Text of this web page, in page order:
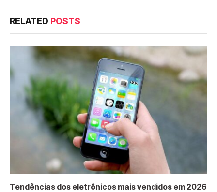
RELATED POSTS
Tendências dos eletrônicos mais vendidos em 2026